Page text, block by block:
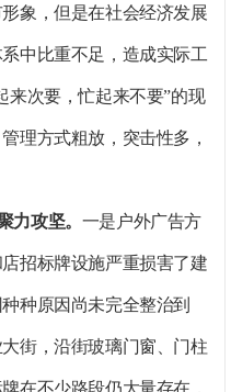
象，但是在社会经济发展
中比重不足，造成实际工
来次要，忙起来不要”的现
理方式粗放，突击性多，
力攻坚。 一是户外广告方
招标牌设施严重损害了建
种原因尚未完全整治到
街，沿街玻璃门窗、门柱
在不少路段仍大量存在，